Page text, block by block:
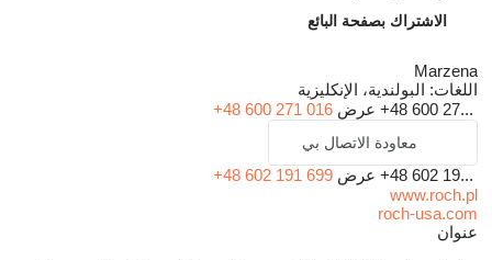
الاشتراك بصفحة البائع
Marzena
اللغات: البولندية، الإنكليزية
+48 600 27... عرض +48 600 271 016
معاودة الاتصال بي
+48 602 19... عرض +48 602 191 699
www.roch.pl
roch-usa.com
عنوان